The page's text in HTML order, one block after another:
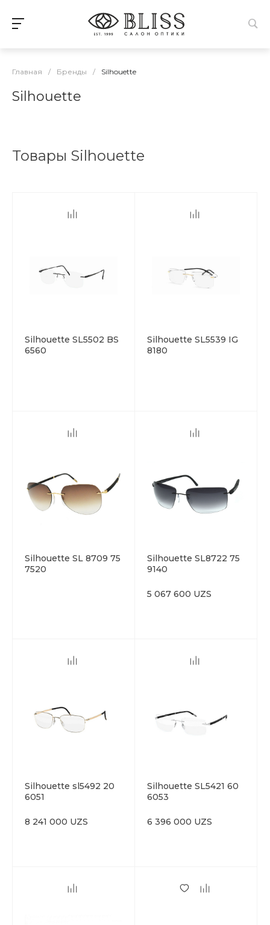
Главная / Бренды / Silhouette
Silhouette
Товары Silhouette
Silhouette SL5502 BS
6560
Silhouette SL5539 IG
8180
Silhouette SL 8709 75
7520
Silhouette SL8722 75
9140
5 067 600 UZS
Silhouette sl5492 20
6051
8 241 000 UZS
Silhouette SL5421 60
6053
6 396 000 UZS